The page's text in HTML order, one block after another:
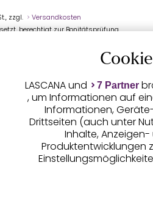
zzgl.
Versandkosten
berechtigt zur Bonitätsprüfung
LASCANA und 7 Partner
, um Informationen auf
Informationen,
Drittseiten (auch unter
Inhalte,
Produktentwicklungen